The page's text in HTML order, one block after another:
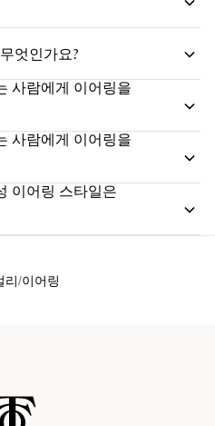
엇인가요?
사람에게 이어링을
사람에게 이어링을
이어링 스타일은
리 이어링